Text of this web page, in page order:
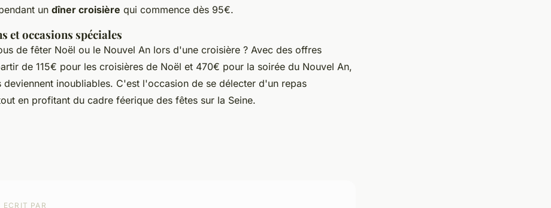
un dîner croisière qui commence dès 95€.
et occasions spéciales
de fêter Noël ou le Nouvel An lors d'une croisière ? Avec des offres
de 115€ pour les croisières de Noël et 470€ pour la soirée du Nouvel An,
deviennent inoubliables. C'est l'occasion de se délecter d'un repas
en profitant du cadre féerique des fêtes sur la Seine.
ECRIT PAR